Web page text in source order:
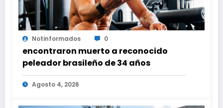
Notinformados 0
encontraron muerto a reconocido
peleador brasileño de 34 años
Agosto 4, 2026